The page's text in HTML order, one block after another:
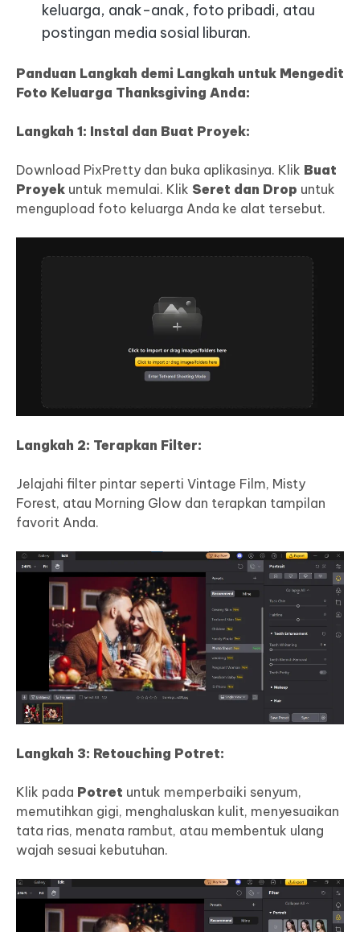
keluarga, anak-anak, foto pribadi, atau
postingan media sosial liburan.
Panduan Langkah demi Langkah untuk Mengedit
Foto Keluarga Thanksgiving Anda:
Langkah 1: Instal dan Buat Proyek:
Download PixPretty dan buka aplikasinya. Klik Buat
Proyek untuk memulai. Klik Seret dan Drop untuk
mengupload foto keluarga Anda ke alat tersebut.
Langkah 2: Terapkan Filter:
Jelajahi filter pintar seperti Vintage Film, Misty
Forest, atau Morning Glow dan terapkan tampilan
favorit Anda.
Langkah 3: Retouching Potret:
Klik pada Potret untuk memperbaiki senyum,
memutihkan gigi, menghaluskan kulit, menyesuaikan
tata rias, menata rambut, atau membentuk ulang
wajah sesuai kebutuhan.